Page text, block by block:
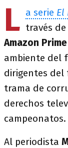
L a serie El
través
Amazon
ambiente del
dirigentes del
trama de
derechos
campeonatos.
Al periodista